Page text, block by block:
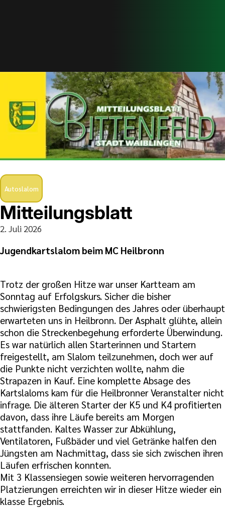
Mitteilungsblatt
Autoslalom
2. Juli 2026
Jugendkartslalom beim MC Heilbronn
Trotz der großen Hitze war unser Kartteam am
Sonntag auf Erfolgskurs. Sicher die bisher
schwierigsten Bedingungen des Jahres oder überhaupt
erwarteten uns in Heilbronn. Der Asphalt glühte, allein
schon die Streckenbegehung erforderte Überwindung.
Es war natürlich allen Starterinnen und Startern
freigestellt, am Slalom teilzunehmen, doch wer auf
die Punkte nicht verzichten wollte, nahm die
Strapazen in Kauf. Eine komplette Absage des
Kartslaloms kam für die Heilbronner Veranstalter nicht
infrage. Die älteren Starter der K5 und K4 profitierten
davon, dass ihre Läufe bereits am Morgen
stattfanden. Kaltes Wasser zur Abkühlung,
Ventilatoren, Fußbäder und viel Getränke halfen den
Jüngsten am Nachmittag, dass sie sich zwischen ihren
Läufen erfrischen konnten.
Mit 3 Klassensiegen sowie weiteren hervorragenden
Platzierungen erreichten wir in dieser Hitze wieder ein
klasse Ergebnis.